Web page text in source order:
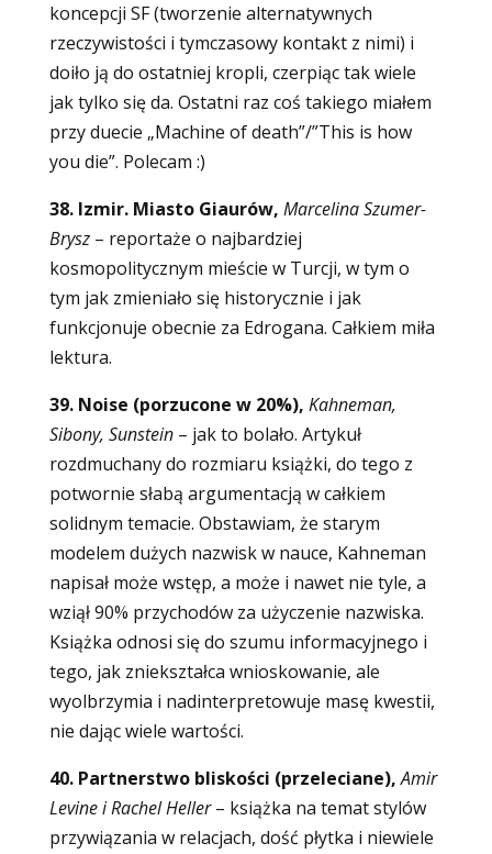
koncepcji SF (tworzenie alternatywnych
rzeczywistości i tymczasowy kontakt z nimi) i
doiło ją do ostatniej kropli, czerpiąc tak wiele
jak tylko się da. Ostatni raz coś takiego miałem
przy duecie „Machine of death”/”This is how
you die”. Polecam :)
38. Izmir. Miasto Giaurów, Marcelina Szumer-
Brysz– reportaże o najbardziej
kosmopolitycznym mieście w Turcji, w tym o
tym jak zmieniało się historycznie i jak
funkcjonuje obecnie za Edrogana. Całkiem miła
lektura.
39. Noise (porzucone w 20%), Kahneman,
Sibony, Sunstein– jak to bolało. Artykuł
rozdmuchany do rozmiaru książki, do tego z
potwornie słabą argumentacją w całkiem
solidnym temacie. Obstawiam, że starym
modelem dużych nazwisk w nauce, Kahneman
napisał może wstęp, a może i nawet nie tyle, a
wziął 90% przychodów za użyczenie nazwiska.
Książka odnosi się do szumu informacyjnego i
tego, jak zniekształca wnioskowanie, ale
wyolbrzymia i nadinterpretowuje masę kwestii,
nie dając wiele wartości.
40. Partnerstwo bliskości (przeleciane), Amir
Levine i Rachel Heller– książka na temat stylów
przywiązania w relacjach, dość płytka i niewiele